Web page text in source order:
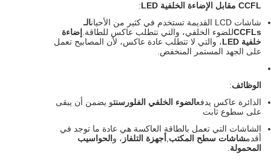
CCFL مقابل الإضاءة الخلفية LED
:
شاشات LCD القديمة تستخدم في كثير من الأحيان
الـ
CCFLsللضوء الخلفي، والتي تتطلب عاكس للطاقة. إضاءة
خلفية LED
، والتي لا تتطلب عادة عاكس، لأن المصابيح تعمل
على الجهد المستمر المنخفض.
الوظائف:
الدائرة عاكس يدفعالضوء الخلفي الفلورسنتو يضمن أن يبقى
على سطوع ثابت
الشاشات التي تعمل بالطاقة العاكسة هي عادة ما توجد في
أقدمشاشات سطح المكتب أجهزة التلفاز ، و الحواسيب
المحمولة